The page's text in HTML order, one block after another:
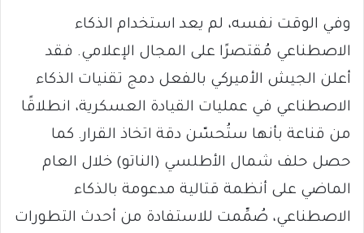
وفي الوقت نفسه، لم يعد استخدام الذكاء
الاصطناعي مُقتصرًا على المجال الإعلامي. فقد
أعلن الجيش الأميركي بالفعل دمج تقنيات الذكاء
الاصطناعي في عمليات القيادة العسكرية، انطلاقًا
من قناعة بأنها ستُحسّن دقة اتخاذ القرار. كما
حصل حلف شمال الأطلسي (الناتو) خلال العام
الماضي على أنظمة قتالية مدعومة بالذكاء
الاصطناعي، صُمِّمت للاستفادة من أحدث التطورات